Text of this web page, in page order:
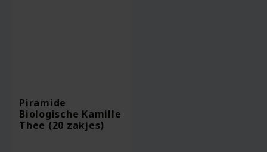
Piramide
Biologische Kamille
Thee (20 zakjes)